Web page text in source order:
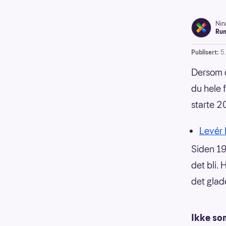
Publisert:
Dersom
du hele
starte
Levér
Siden
det bli.
det
Ikke